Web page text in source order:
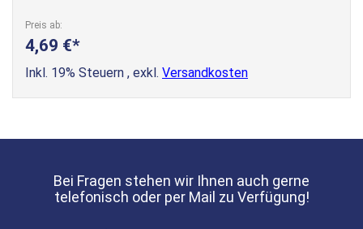
Preis ab
4,69 €
Inkl. 19% Steuern , exkl. Versandkosten
Bei Fragen stehen wir Ihnen auch gerne
telefonisch oder per Mail zu Verfügung!